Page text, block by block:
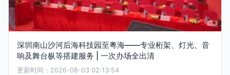
深圳南山沙河后海科技园至粤海——专业桁架、灯光、音
响及舞台枞等搭建服务 | 一次办场全出清
更新时间：2026-08-03 02:13:54